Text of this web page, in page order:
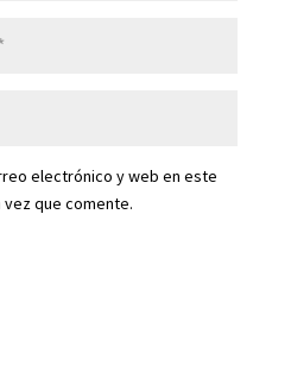
electrónico y web en este
que comente.